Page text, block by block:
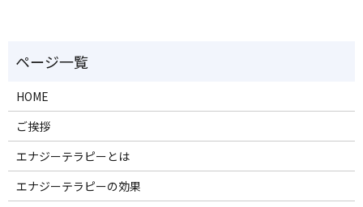
HOME
ご挨拶
エナジーテラピーとは
エナジーテラピーの効果